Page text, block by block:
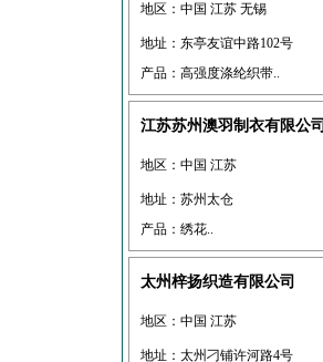
地区：中国 江苏 无锡
地址：东亭友谊中路102号
产品：高强度涤纶织带..
江苏苏州澳羽制衣有限公司
地区：中国 江苏
地址：苏州太仓
产品：绣花..
太州梓扬织造有限公司
地区：中国 江苏
地址：太州刁铺许河路4号